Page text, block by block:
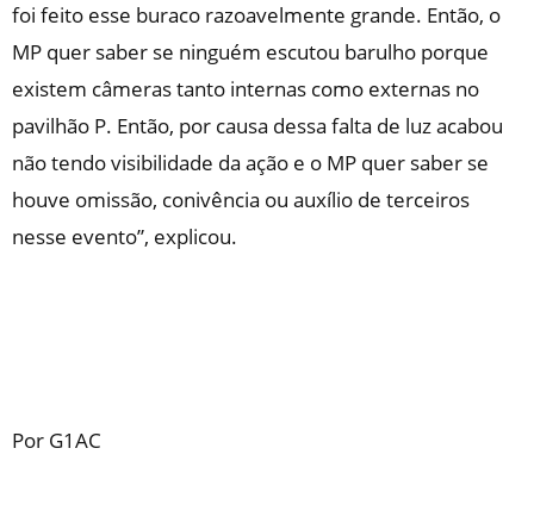
foi feito esse buraco razoavelmente grande. Então, o
MP quer saber se ninguém escutou barulho porque
existem câmeras tanto internas como externas no
pavilhão P. Então, por causa dessa falta de luz acabou
não tendo visibilidade da ação e o MP quer saber se
houve omissão, conivência ou auxílio de terceiros
nesse evento”, explicou.
Por G1AC